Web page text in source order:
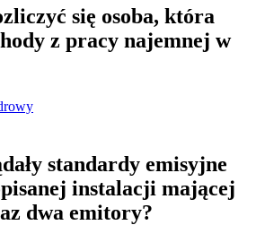
się osoba, która
z pracy najemnej w
standardy emisyjne
instalacji mającej
dwa emitory?